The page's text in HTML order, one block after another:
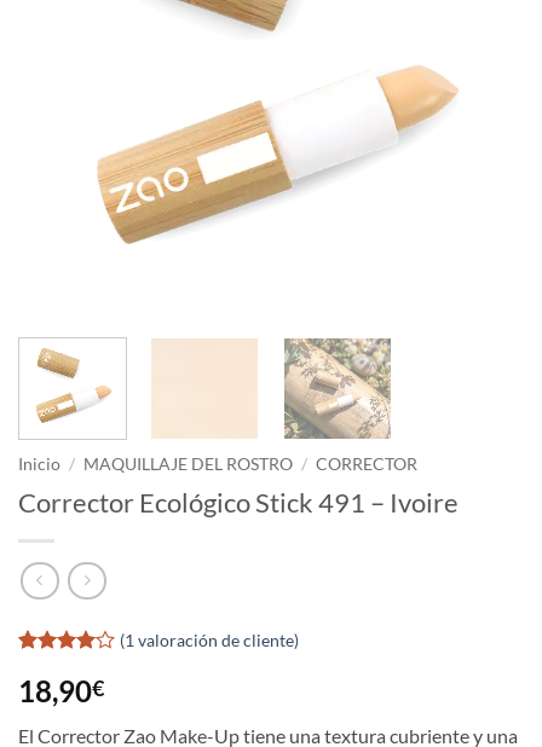
Inicio / MAQUILLAJE DEL ROSTRO / CORRECTOR
Corrector Ecológico Stick 491 – Ivoire
con 4de
5 en
base a
(1 valoración de cliente)
18,90€
El Corrector Zao Make-Up tiene una textura cubriente y una